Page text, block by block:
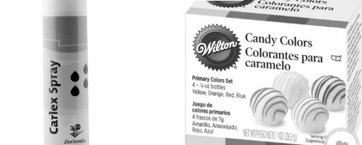
DESMOLDANTE -
600ML
7,70 €
KIT CORANTES
CHOCOLATE WILTON
10,80 €